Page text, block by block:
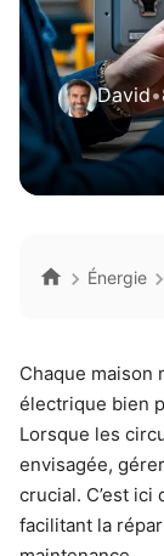
David•
Énergie
Chaque maison
électrique bien
Lorsque les
envisagée,
crucial. C’est
facilitant la